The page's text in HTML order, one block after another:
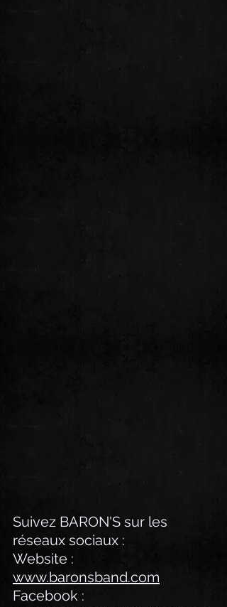
Suivez BARON'S sur les
réseaux sociaux :
Website :
www.baronsband.com
Facebook :